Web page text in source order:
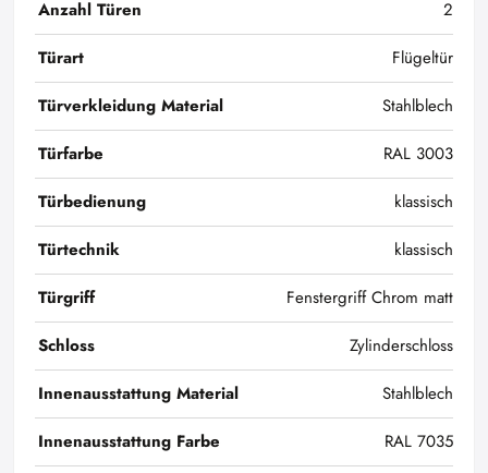
Anzahl Türen
2
Türart
Flügeltür
Türverkleidung Material
Stahlblech
Türfarbe
RAL 3003
Türbedienung
klassisch
Türtechnik
klassisch
Türgriff
Fenstergriff Chrom matt
Schloss
Zylinderschloss
Innenausstattung Material
Stahlblech
Innenausstattung Farbe
RAL 7035